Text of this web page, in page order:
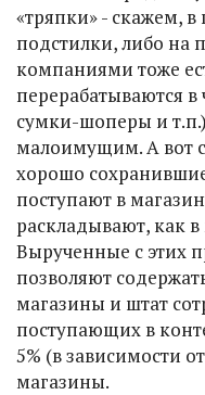
«тряпки» - скажем,
подстилки, либо на
компаниями тоже
перерабатываются
сумки-шоперы и
малоимущим. А вот
хорошо
поступают в
раскладывают, как
Вырученные с этих
позволяют
магазины и штат
поступающих в
5% (в зависимости
магазины.